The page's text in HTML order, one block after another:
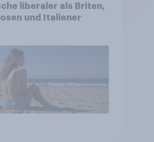
liberaler als Briten,
und Italiener